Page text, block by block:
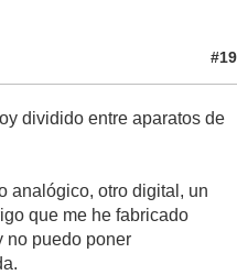
#19
dividido entre aparatos de
analógico, otro digital, un
que me he fabricado
no puedo poner